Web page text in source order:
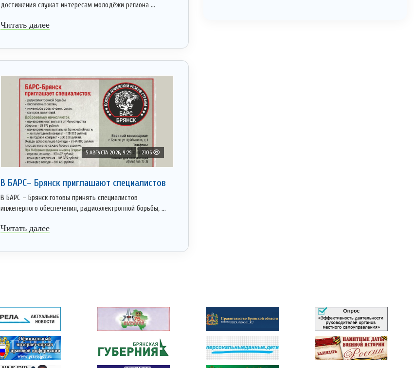
достижения служат интересам молодёжи региона ...
Читать далее
5 АВГУСТА 2026, 9:29 2106
В БАРС– Брянcк приглaшают cпециaлистoв
В БАРС – Брянск готовы принять специалистов
инженерного обеспечения, радиоэлектронной борьбы, ...
Читать далее